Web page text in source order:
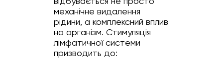
механічне видалення
рідини, а комплексний вплив
на організм. Стимуляція
лімфатичної системи
призводить до: